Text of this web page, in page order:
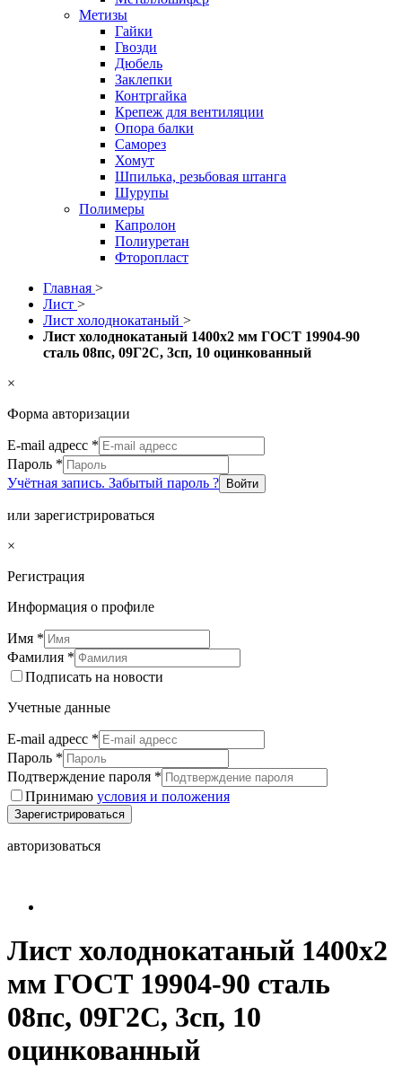
Метизы
Гайки
Гвозди
Дюбель
Заклепки
Контргайка
Крепеж для вентиляции
Опора балки
Саморез
Хомут
Шпилька, резьбовая штанга
Шурупы
Полимеры
Капролон
Полиуретан
Фторопласт
Главная >
Лист >
Лист холоднокатаный >
Лист холоднокатаный 1400x2 мм ГОСТ 19904-90
сталь 08пс, 09Г2С, 3сп, 10 оцинкованный
×
Форма авторизации
E-mail адресс *
Пароль *
Учётная запись. Забытый пароль ?
Войти
или зарегистрироваться
×
Регистрация
Информация о профиле
Имя *
Фамилия *
Подписать на новости
Учетные данные
E-mail адресс *
Пароль *
Подтверждение пароля *
Принимаю условия и положения
Зарегистрироваться
авторизоваться
Лист холоднокатаный 1400x2
мм ГОСТ 19904-90 сталь
08пс, 09Г2С, 3сп, 10
оцинкованный